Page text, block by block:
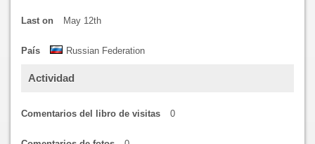
Last on May 12th
País Russian Federation
Actividad
Comentarios del libro de visitas 0